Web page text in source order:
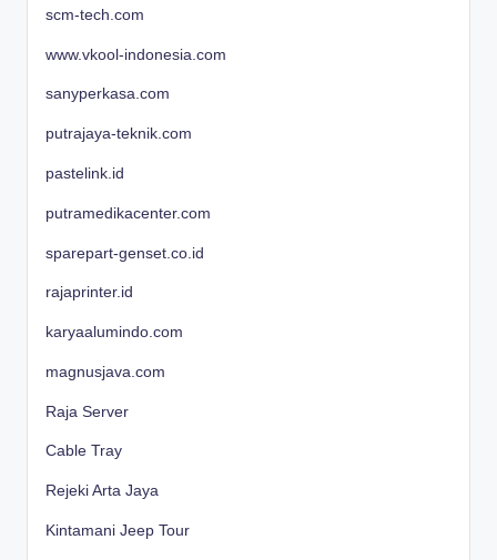
scm-tech.com
www.vkool-indonesia.com
sanyperkasa.com
putrajaya-teknik.com
pastelink.id
putramedikacenter.com
sparepart-genset.co.id
rajaprinter.id
karyaalumindo.com
magnusjava.com
Raja Server
Cable Tray
Rejeki Arta Jaya
Kintamani Jeep Tour